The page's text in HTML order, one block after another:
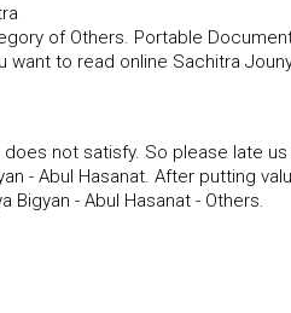
of Others. Portable
want to read online Sachitra
not satisfy. So please late
- Abul Hasanat. After putting
- Abul Hasanat - Others.